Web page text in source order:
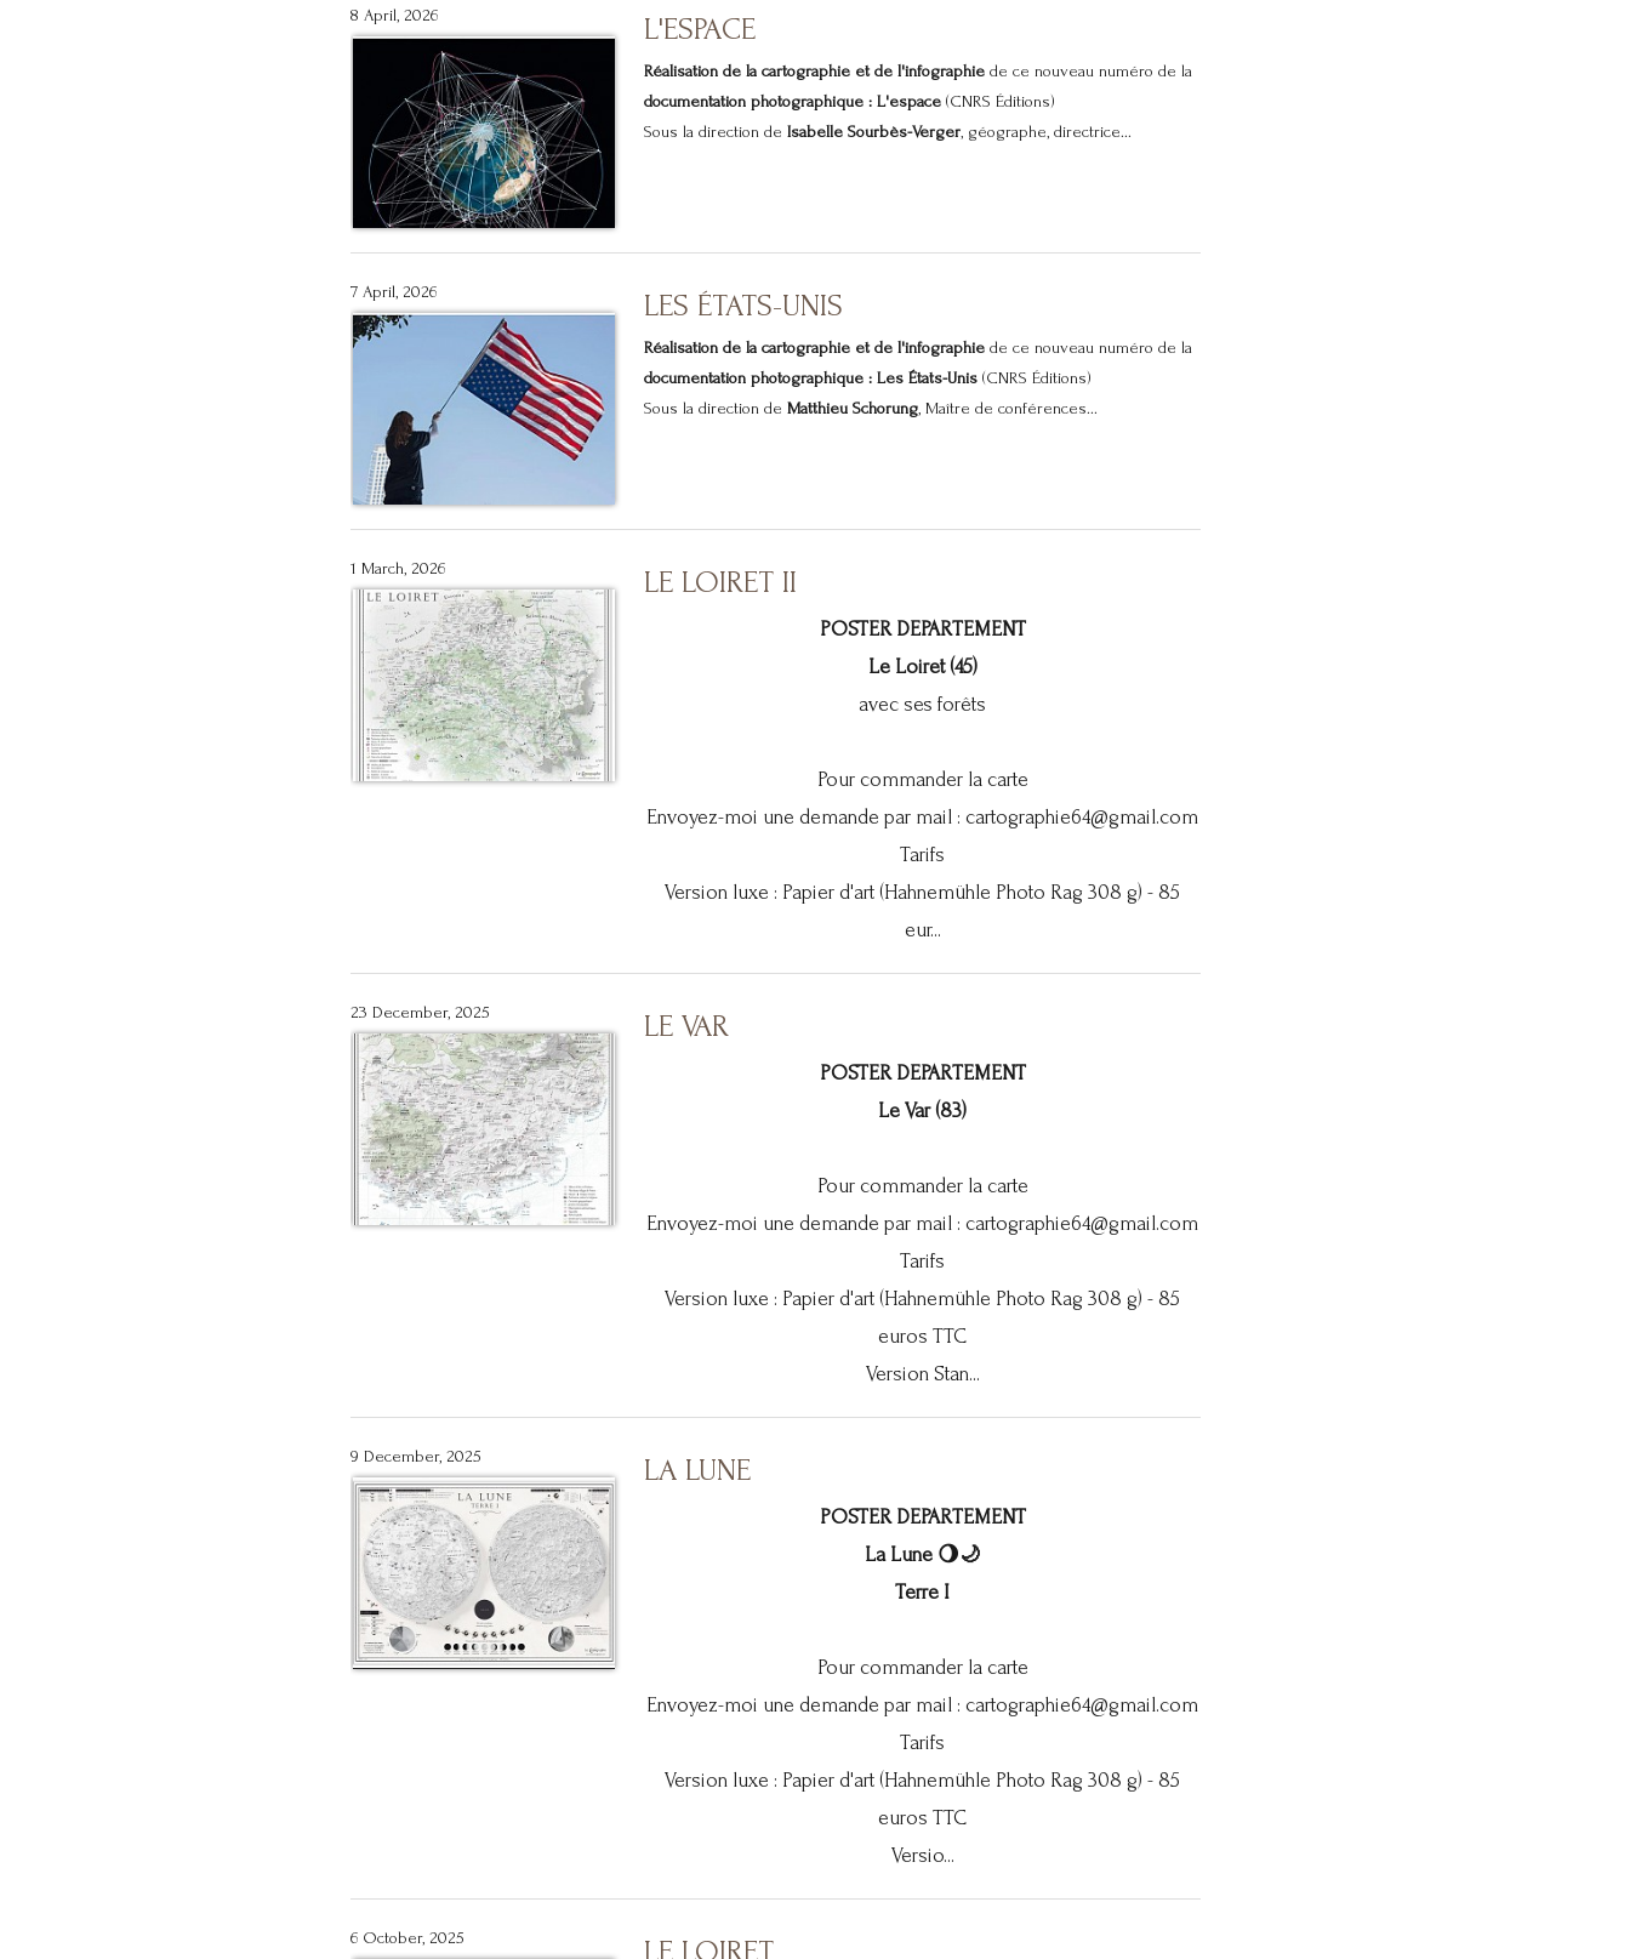
8 April, 2026 L'ESPACE
Réalisation de la cartographie et de l'infographie de ce nouveau numéro de la
documentation photographique : L'espace (CNRS Éditions)
Sous la direction deIsabelle Sourbès-Verger, géographe, directrice...
7 April, 2026 LES ÉTATS-UNIS
Réalisation de la cartographie et de l'infographie de ce nouveau numéro de la
documentation photographique : Les États-Unis (CNRS Éditions)
Sous la direction deMatthieu Schorung, Maître de conférences...
1 March, 2026 LE LOIRET II
POSTER DEPARTEMENT
Le Loiret (45)
avec ses forêts
Pour commander la carte
Envoyez-moi une demande par mail : cartographie64@gmail.com
Tarifs
Version luxe : Papier d'art (Hahnemühle Photo Rag 308 g) - 85
eur...
23 December, 2025 LE VAR
POSTER DEPARTEMENT
Le Var (83)
Pour commander la carte
Envoyez-moi une demande par mail : cartographie64@gmail.com
Tarifs
Version luxe : Papier d'art (Hahnemühle Photo Rag 308 g) - 85
euros TTC
Version Stan...
9 December, 2025 LA LUNE
POSTER DEPARTEMENT
La Lune 🌖🌙
Terre I
Pour commander la carte
Envoyez-moi une demande par mail : cartographie64@gmail.com
Tarifs
Version luxe : Papier d'art (Hahnemühle Photo Rag 308 g) - 85
euros TTC
Versio...
6 October, 2025 LE LOIRET